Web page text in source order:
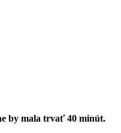
by mala trvať 40 minút.